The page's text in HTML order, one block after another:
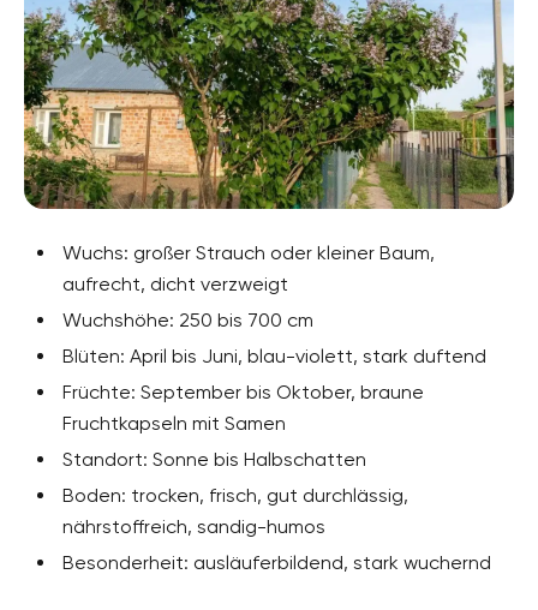
Wuchs: großer Strauch oder kleiner Baum,
aufrecht, dicht verzweigt
Wuchshöhe: 250 bis 700 cm
Blüten: April bis Juni, blau-violett, stark duftend
Früchte: September bis Oktober, braune
Fruchtkapseln mit Samen
Standort: Sonne bis Halbschatten
Boden: trocken, frisch, gut durchlässig,
nährstoffreich, sandig-humos
Besonderheit: ausläuferbildend, stark wuchernd